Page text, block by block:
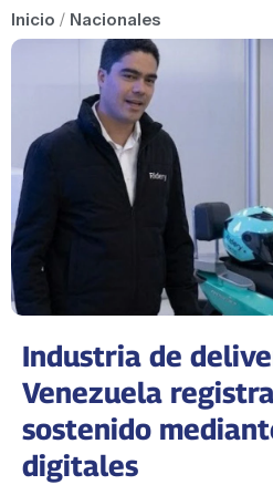
Inicio / Nacionales
Industria de
Venezuela
sostenido
digitales